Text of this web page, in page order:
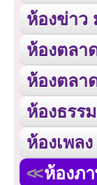
ห้องข่าว
ห้องตลา
ห้องตล
ห้องธรร
ห้องเพลง
ห้องภ